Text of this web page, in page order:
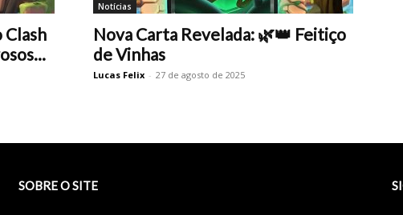
Clash
Notícias
Nova Carta Revelada: 🌿👑 Feitiço
de Vinhas
Lucas Felix - 27 de agosto de 2025
SOBRE O SITE